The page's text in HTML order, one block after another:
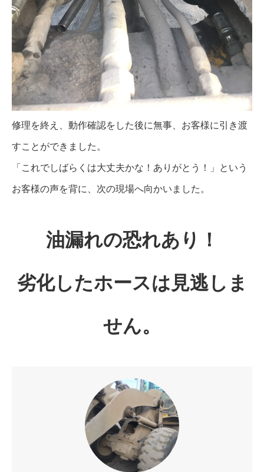
修理を終え、動作確認をした後に無事、お客様に引き渡
すことができました。
「これでしばらくは大丈夫かな！ありがとう！」という
お客様の声を背に、次の現場へ向かいました。
油漏れの恐れあり！
劣化したホースは見逃しま
せん。